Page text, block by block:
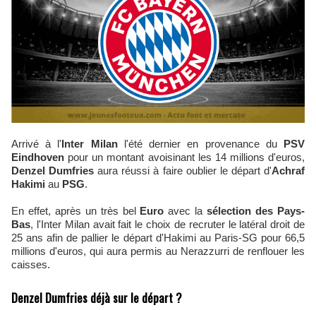
Arrivé à l'Inter Milanl'été dernier en provenance du PSV
Eindhoven pour un montant avoisinant les 14 millions d'euros,
Denzel Dumfries aura réussi à faire oublier le départ d'Achraf
Hakimi au PSG.
En effet, après un très bel Euro avec lasélection des Pays-
Bas, l'Inter Milan avait fait le choix de recruter le latéral droit de
25 ans afin de pallier le départ d'Hakimi au Paris-SG pour 66,5
millions d'euros, qui aura permis au Nerazzurri de renflouer les
caisses.
Denzel Dumfries déjà sur le départ ?